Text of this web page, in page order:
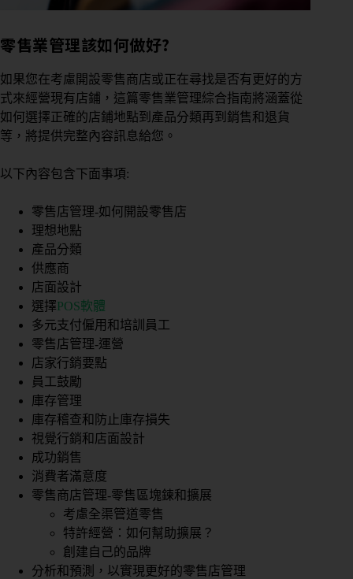
零售業管理該如何做好?
如果您在考慮開設零售商店或正在尋找是否有更好的方
式來經營現有店鋪，這篇零售業管理綜合指南將涵蓋從
如何選擇正確的店鋪地點到產品分類再到銷售和退貨
等，將提供完整內容訊息給您。
以下內容包含下面事項:
零售店管理-如何開設零售店
理想地點
產品分類
供應商
店面設計
選擇POS軟體
多元支付僱用和培訓員工
零售店管理-運營
店家行銷要點
員工鼓勵
庫存管理
庫存稽查和防止庫存損失
視覺行銷和店面設計
成功銷售
消費者滿意度
零售商店管理-零售區塊鍊和擴展
考慮全渠管道零售
特許經營：如何幫助擴展？
創建自己的品牌
分析和預測，以實現更好的零售店管理